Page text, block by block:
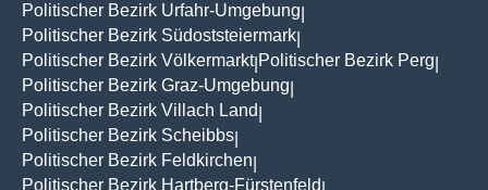
Politischer Bezirk Urfahr-Umgebung
Politischer Bezirk Südoststeiermark
Politischer Bezirk Völkermarkt| Politischer Bezirk Perg
Politischer Bezirk Graz-Umgebung
Politischer Bezirk Villach Land
Politischer Bezirk Scheibbs
Politischer Bezirk Feldkirchen
Politischer Bezirk Hartberg-Fürstenfeld